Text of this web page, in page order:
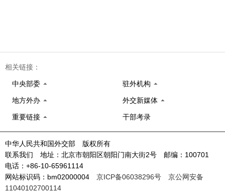
相关链接：
中央部委 驻外机构
地方外办 外交新媒体
重要链接 干部考录
中华人民共和国外交部 版权所有
联系我们 地址：北京市朝阳区朝阳门南大街2号 邮编：100701
电话：+86-10-65961114
网站标识码：bm02000004 京ICP备06038296号
京公网安备
11040102700114